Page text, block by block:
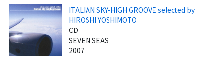
ITALIAN SKY-HIGH GROOVE selected by
HIROSHI YOSHIMOTO
CD
SEVEN SEAS
2007